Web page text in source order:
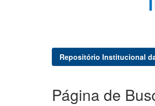
Repositório Institucional
Página de